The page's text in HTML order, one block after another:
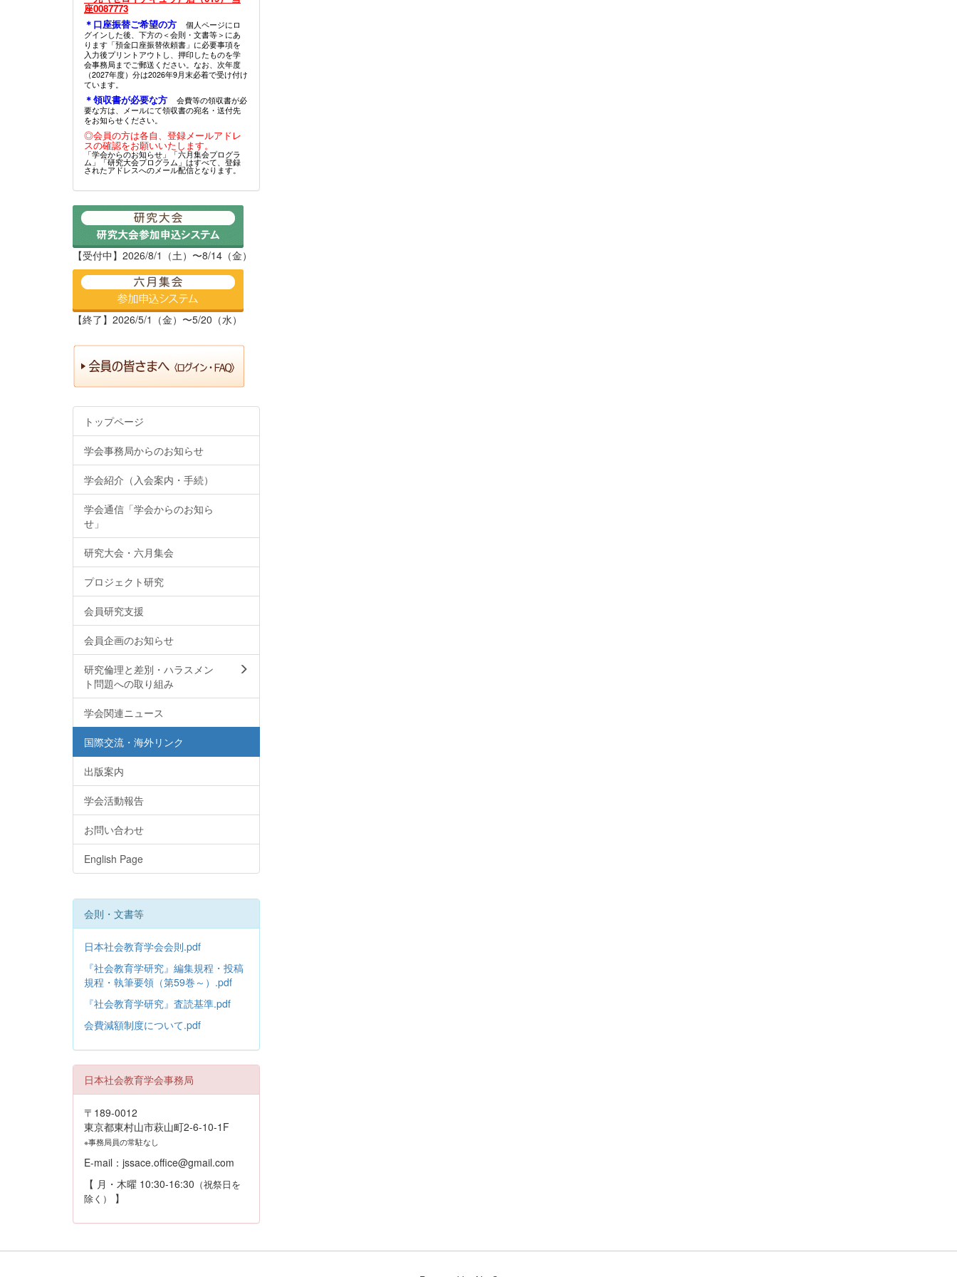
座0087773
＊口座振替ご希望の方
個人ページにロ
グインした後、下方の＜会則・文書等＞にあ
ります「預金口座振替依頼書」に必要事項を
入力後プリントアウトし、押印したものを学
会事務局までご郵送ください。なお、次年度
（2027年度）分は2026年9月末必着で受け付け
ています。
＊領収書が必要な方
会費等の領収書が必
要な方は、メールにて領収書の宛名・送付先
をお知らせください。
◎会員の方は各自、登録メールアドレ
スの確認をお願いいたします。
「学会からのお知らせ」「六月集会プログラ
ム」「研究大会プログラム」はすべて、登録
されたアドレスへのメール配信となります。
【受付中】2026/8/1（土）〜8/14（金）
【終了】2026/5/1（金）〜5/20（水）
トップページ
学会事務局からのお知らせ
学会紹介（入会案内・手続）
学会通信「学会からのお知ら
せ」
研究大会・六月集会
プロジェクト研究
会員研究支援
会員企画のお知らせ
研究倫理と差別・ハラスメン
ト問題への取り組み
学会関連ニュース
国際交流・海外リンク
出版案内
学会活動報告
お問い合わせ
English Page
会則・文書等
日本社会教育学会会則.pdf
『社会教育学研究』編集規程・投稿
規程・執筆要領（第59巻～）.pdf
『社会教育学研究』査読基準.pdf
会費減額制度について.pdf
日本社会教育学会事務局
〒189-0012
東京都東村山市萩山町2-6-10-1F
※事務局員の常駐なし
E-mail：jssace.office@gmail.com
【 月・木曜 10:30-16:30 （祝祭日を
除く）
】